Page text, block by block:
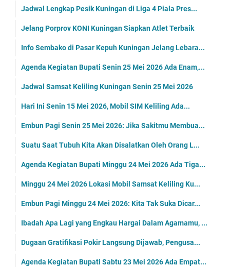
Jadwal Lengkap Pesik Kuningan di Liga 4 Piala Pres...
Jelang Porprov KONI Kuningan Siapkan Atlet Terbaik
Info Sembako di Pasar Kepuh Kuningan Jelang Lebara...
Agenda Kegiatan Bupati Senin 25 Mei 2026 Ada Enam,...
Jadwal Samsat Keliling Kuningan Senin 25 Mei 2026
Hari Ini Senin 15 Mei 2026, Mobil SIM Keliling Ada...
Embun Pagi Senin 25 Mei 2026: Jika Sakitmu Membua...
Suatu Saat Tubuh Kita Akan Disalatkan Oleh Orang L...
Agenda Kegiatan Bupati Minggu 24 Mei 2026 Ada Tiga...
Minggu 24 Mei 2026 Lokasi Mobil Samsat Keliling Ku...
Embun Pagi Minggu 24 Mei 2026: Kita Tak Suka Dicar...
Ibadah Apa Lagi yang Engkau Hargai Dalam Agamamu, ...
Dugaan Gratifikasi Pokir Langsung Dijawab, Pengusa...
Agenda Kegiatan Bupati Sabtu 23 Mei 2026 Ada Empat...